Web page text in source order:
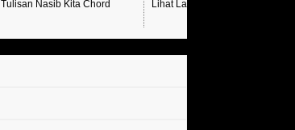
Tulisan Nasib Kita Chord
Lihat Lagi Chord Teman Lelaki